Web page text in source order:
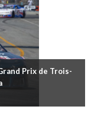
Prix de Trois-